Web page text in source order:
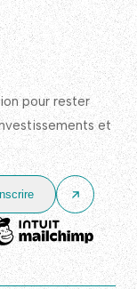
pour rester
et